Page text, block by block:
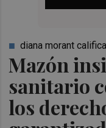
Mazón
sanitario
los
diana morant